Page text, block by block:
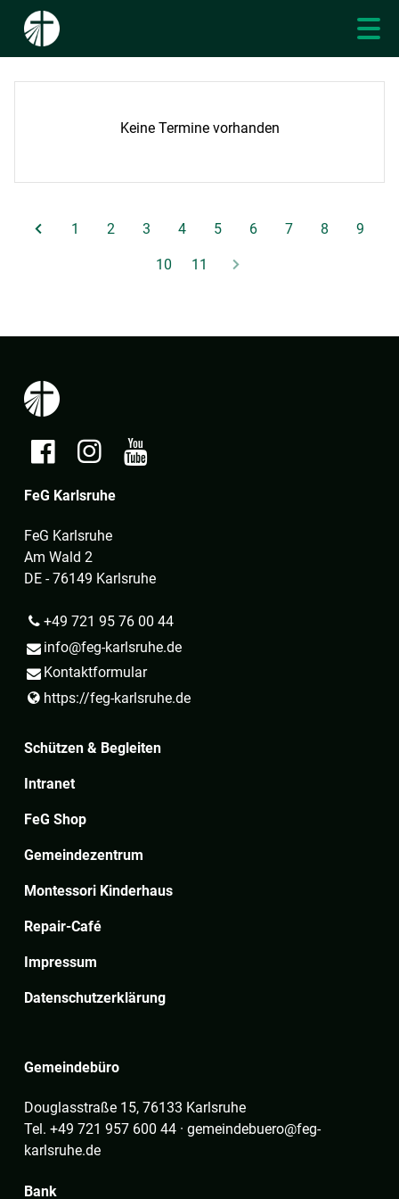
Keine Termine vorhanden
1 2 3 4 5 6 7 8 9
10 11
FeG Karlsruhe
FeG Karlsruhe
Am Wald 2
DE - 76149 Karlsruhe
+49 721 95 76 00 44
info@​feg-karlsruhe.​de
Kontaktformular
https://feg-karlsruhe.​de
Schützen & Begleiten
Intranet
FeG Shop
Gemeindezentrum
Montessori Kinderhaus
Repair-Café
Impressum
Datenschutzerklärung
Gemeindebüro
Douglasstraße 15, 76133 Karlsruhe
Tel. +49 721 957 600 44 · gemeindebuero@feg-
karlsruhe.de
Bank